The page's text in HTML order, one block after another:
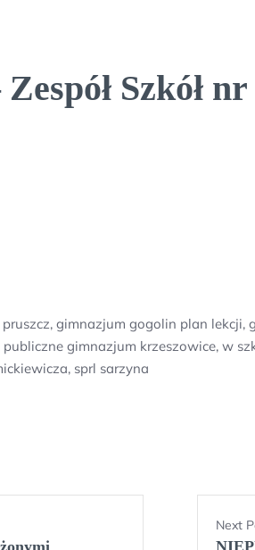
Szkół nr
gimnazjum gogolin plan lekcji,
gimnazjum krzeszowice, w
sprl sarzyna
Next